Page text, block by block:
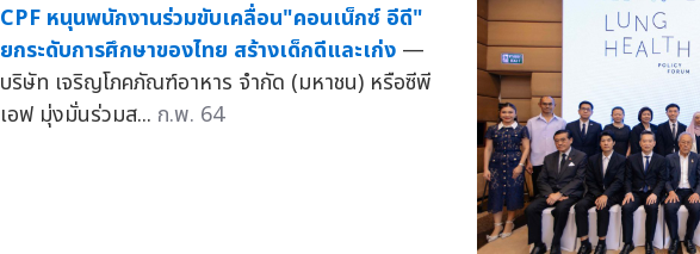
CPF หนุนพนักงานร่วมขับเคลื่อน"คอนเน็กซ์ อีดี"
ยกระดับการศึกษาของไทย สร้างเด็กดีและเก่ง —
บริษัท เจริญโภคภัณฑ์อาหาร จำกัด (มหาชน) หรือซีพี
เอฟ มุ่งมั่นร่วมส... ก.พ. 64